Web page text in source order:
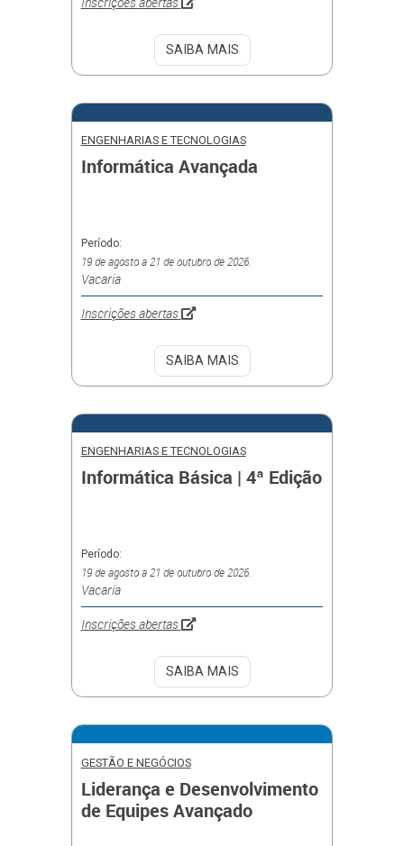
SAIBA MAIS
ENGENHARIAS E TECNOLOGIAS
Informática Avançada
Período:
19 de agosto a 21 de outubro de 2026.
Vacaria
Inscrições abertas
SAIBA MAIS
ENGENHARIAS E TECNOLOGIAS
Informática Básica | 4ª Edição
Período:
19 de agosto a 21 de outubro de 2026.
Vacaria
Inscrições abertas
SAIBA MAIS
GESTÃO E NEGÓCIOS
Liderança e Desenvolvimento
de Equipes Avançado